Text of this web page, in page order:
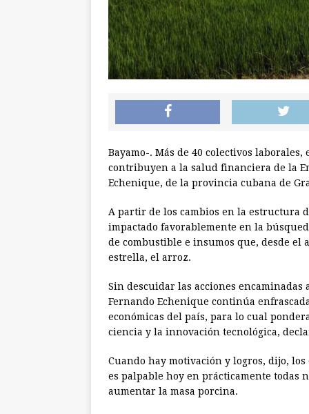
Bayamo-. Más de 40 colectivos
contribuyen a la salud financiera de la
Echenique, de la provincia cubana de
A partir de los cambios en la estructura
impactado favorablemente en la
de combustible e insumos que, desde el
estrella, el arroz.
Sin descuidar las acciones
Fernando Echenique continúa
económicas del país, para lo cual
ciencia y la innovación tecnológica,
Cuando hay motivación y logros, dijo,
es palpable hoy en prácticamente todas
aumentar la masa porcina.